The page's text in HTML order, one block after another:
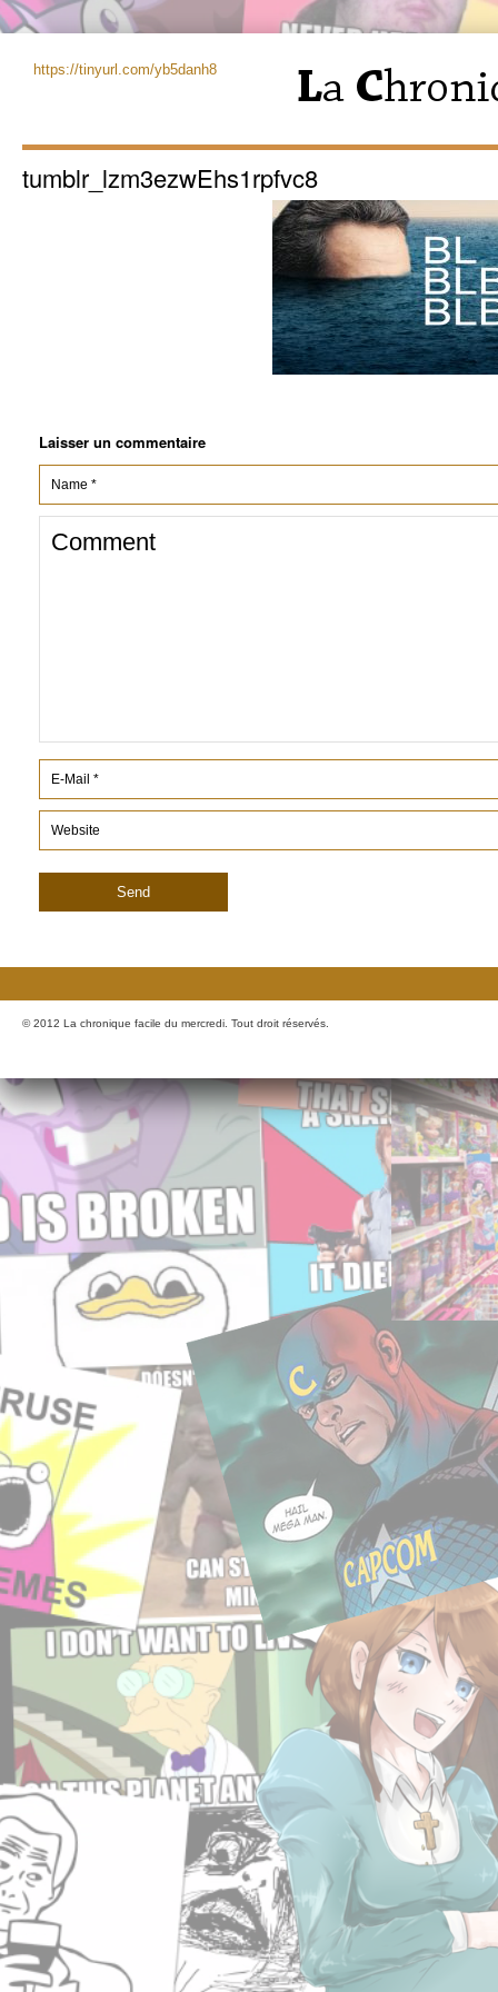
https://tinyurl.com/yb5danh8
tumblr_lzm3ezwEhs1rpfvc8
Laisser un commentaire
© 2012 La chronique facile du mercredi. Tout droit réservés.